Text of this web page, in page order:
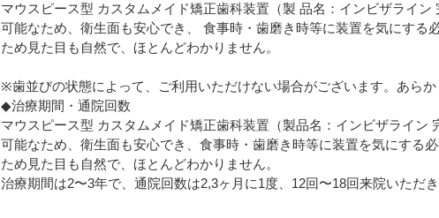
マウスピース型 カスタムメイド矯正歯科装置（製 品名：インビザライン
可能なため、衛生面も安心でき、 食事時・歯磨き時等に装置を気にする
ため見た目も自然で、ほとんどわかりません。
※歯並びの状態によって、ご利用いただけない場合がございます。あらか
◆治療期間・通院回数
マウスピース型 カスタムメイド矯正歯科装置（製品名：インビザライン
可能なため、衛生面も安心でき、食事時・歯磨き時等に装置を気にする
ため見た目も自然で、ほとんどわかりません。
治療期間は2〜3年で、通院回数は2,3ヶ月に1度、12回〜18回来院いただき